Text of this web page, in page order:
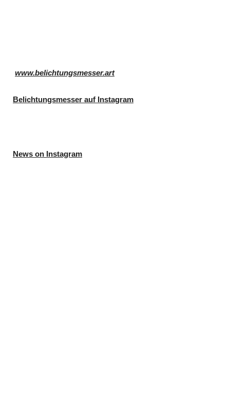
www.belichtungsmesser.art
Belichtungsmesser auf Instagram
News on Instagram